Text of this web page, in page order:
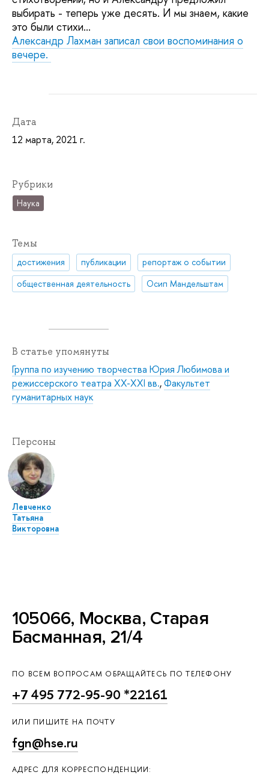
выбирать - теперь уже десять. И мы знаем, какие
это были стихи...
Александр Лахман записал свои воспоминания о
вечере.
Дата
12 марта, 2021 г.
Рубрики
Наука
Темы
достижения публикации
репортаж о событии
общественная деятельность
Осип Мандельштам
В статье упомянуты
Группа по изучению творчества Юрия Любимова и
режиссерского театра XX-XXI вв.,Факультет
гуманитарных наук
Персоны
Левченко
Татьяна
Викторовна
105066, Москва, Старая
Басманная, 21/4
ПО ВСЕМ ВОПРОСАМ ОБРАЩАЙТЕСЬ ПО ТЕЛЕФОНУ
+7 495 772-95-90 *22161
ИЛИ ПИШИТЕ НА ПОЧТУ
fgn@hse.ru
АДРЕС ДЛЯ КОРРЕСПОНДЕНЦИИ: